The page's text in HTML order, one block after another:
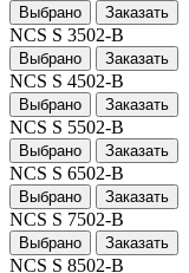
Выбрано Заказать
NCS S 3502-B
Выбрано Заказать
NCS S 4502-B
Выбрано Заказать
NCS S 5502-B
Выбрано Заказать
NCS S 6502-B
Выбрано Заказать
NCS S 7502-B
Выбрано Заказать
NCS S 8502-B